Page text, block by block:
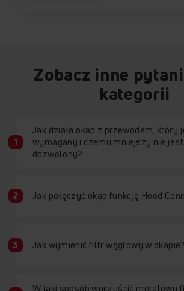
Zobacz inne
kategorii
Jak działa okap z przewodem, który
wymagany i czemu mniejszy nie jest
dozwolony?
Jak połączyć okap funkcją Hood
Jak wymienić filtr węglowy w okapie?
W jaki sposób wyczyścić metalowy